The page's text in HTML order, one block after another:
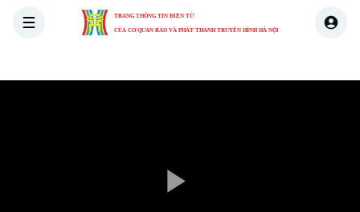
TRANG THÔNG TIN ĐIỆN TỬ
CỦA CƠ QUAN BÁO VÀ PHÁT THANH TRUYỀN HÌNH HÀ NỘI